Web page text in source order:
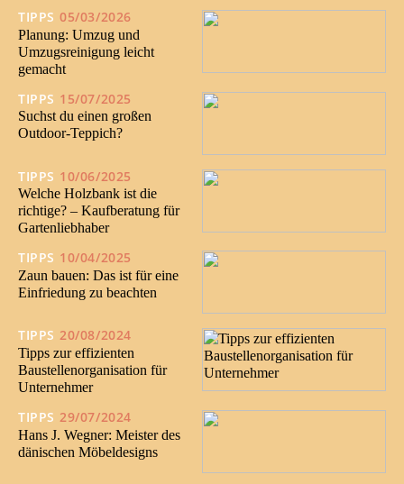
TIPPS 05/03/2026
Planung: Umzug und
Umzugsreinigung leicht
gemacht
TIPPS 15/07/2025
Suchst du einen großen
Outdoor-Teppich?
TIPPS 10/06/2025
Welche Holzbank ist die
richtige? – Kaufberatung für
Gartenliebhaber
TIPPS 10/04/2025
Zaun bauen: Das ist für eine
Einfriedung zu beachten
TIPPS 20/08/2024
Tipps zur effizienten
Baustellenorganisation für
Unternehmer
TIPPS 29/07/2024
Hans J. Wegner: Meister des
dänischen Möbeldesigns